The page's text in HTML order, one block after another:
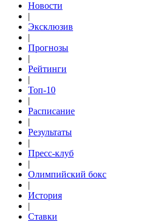
Новости
|
Эксклюзив
|
Прогнозы
|
Рейтинги
|
Топ-10
|
Расписание
|
Результаты
|
Пресс-клуб
|
Олимпийский бокс
|
История
|
Ставки